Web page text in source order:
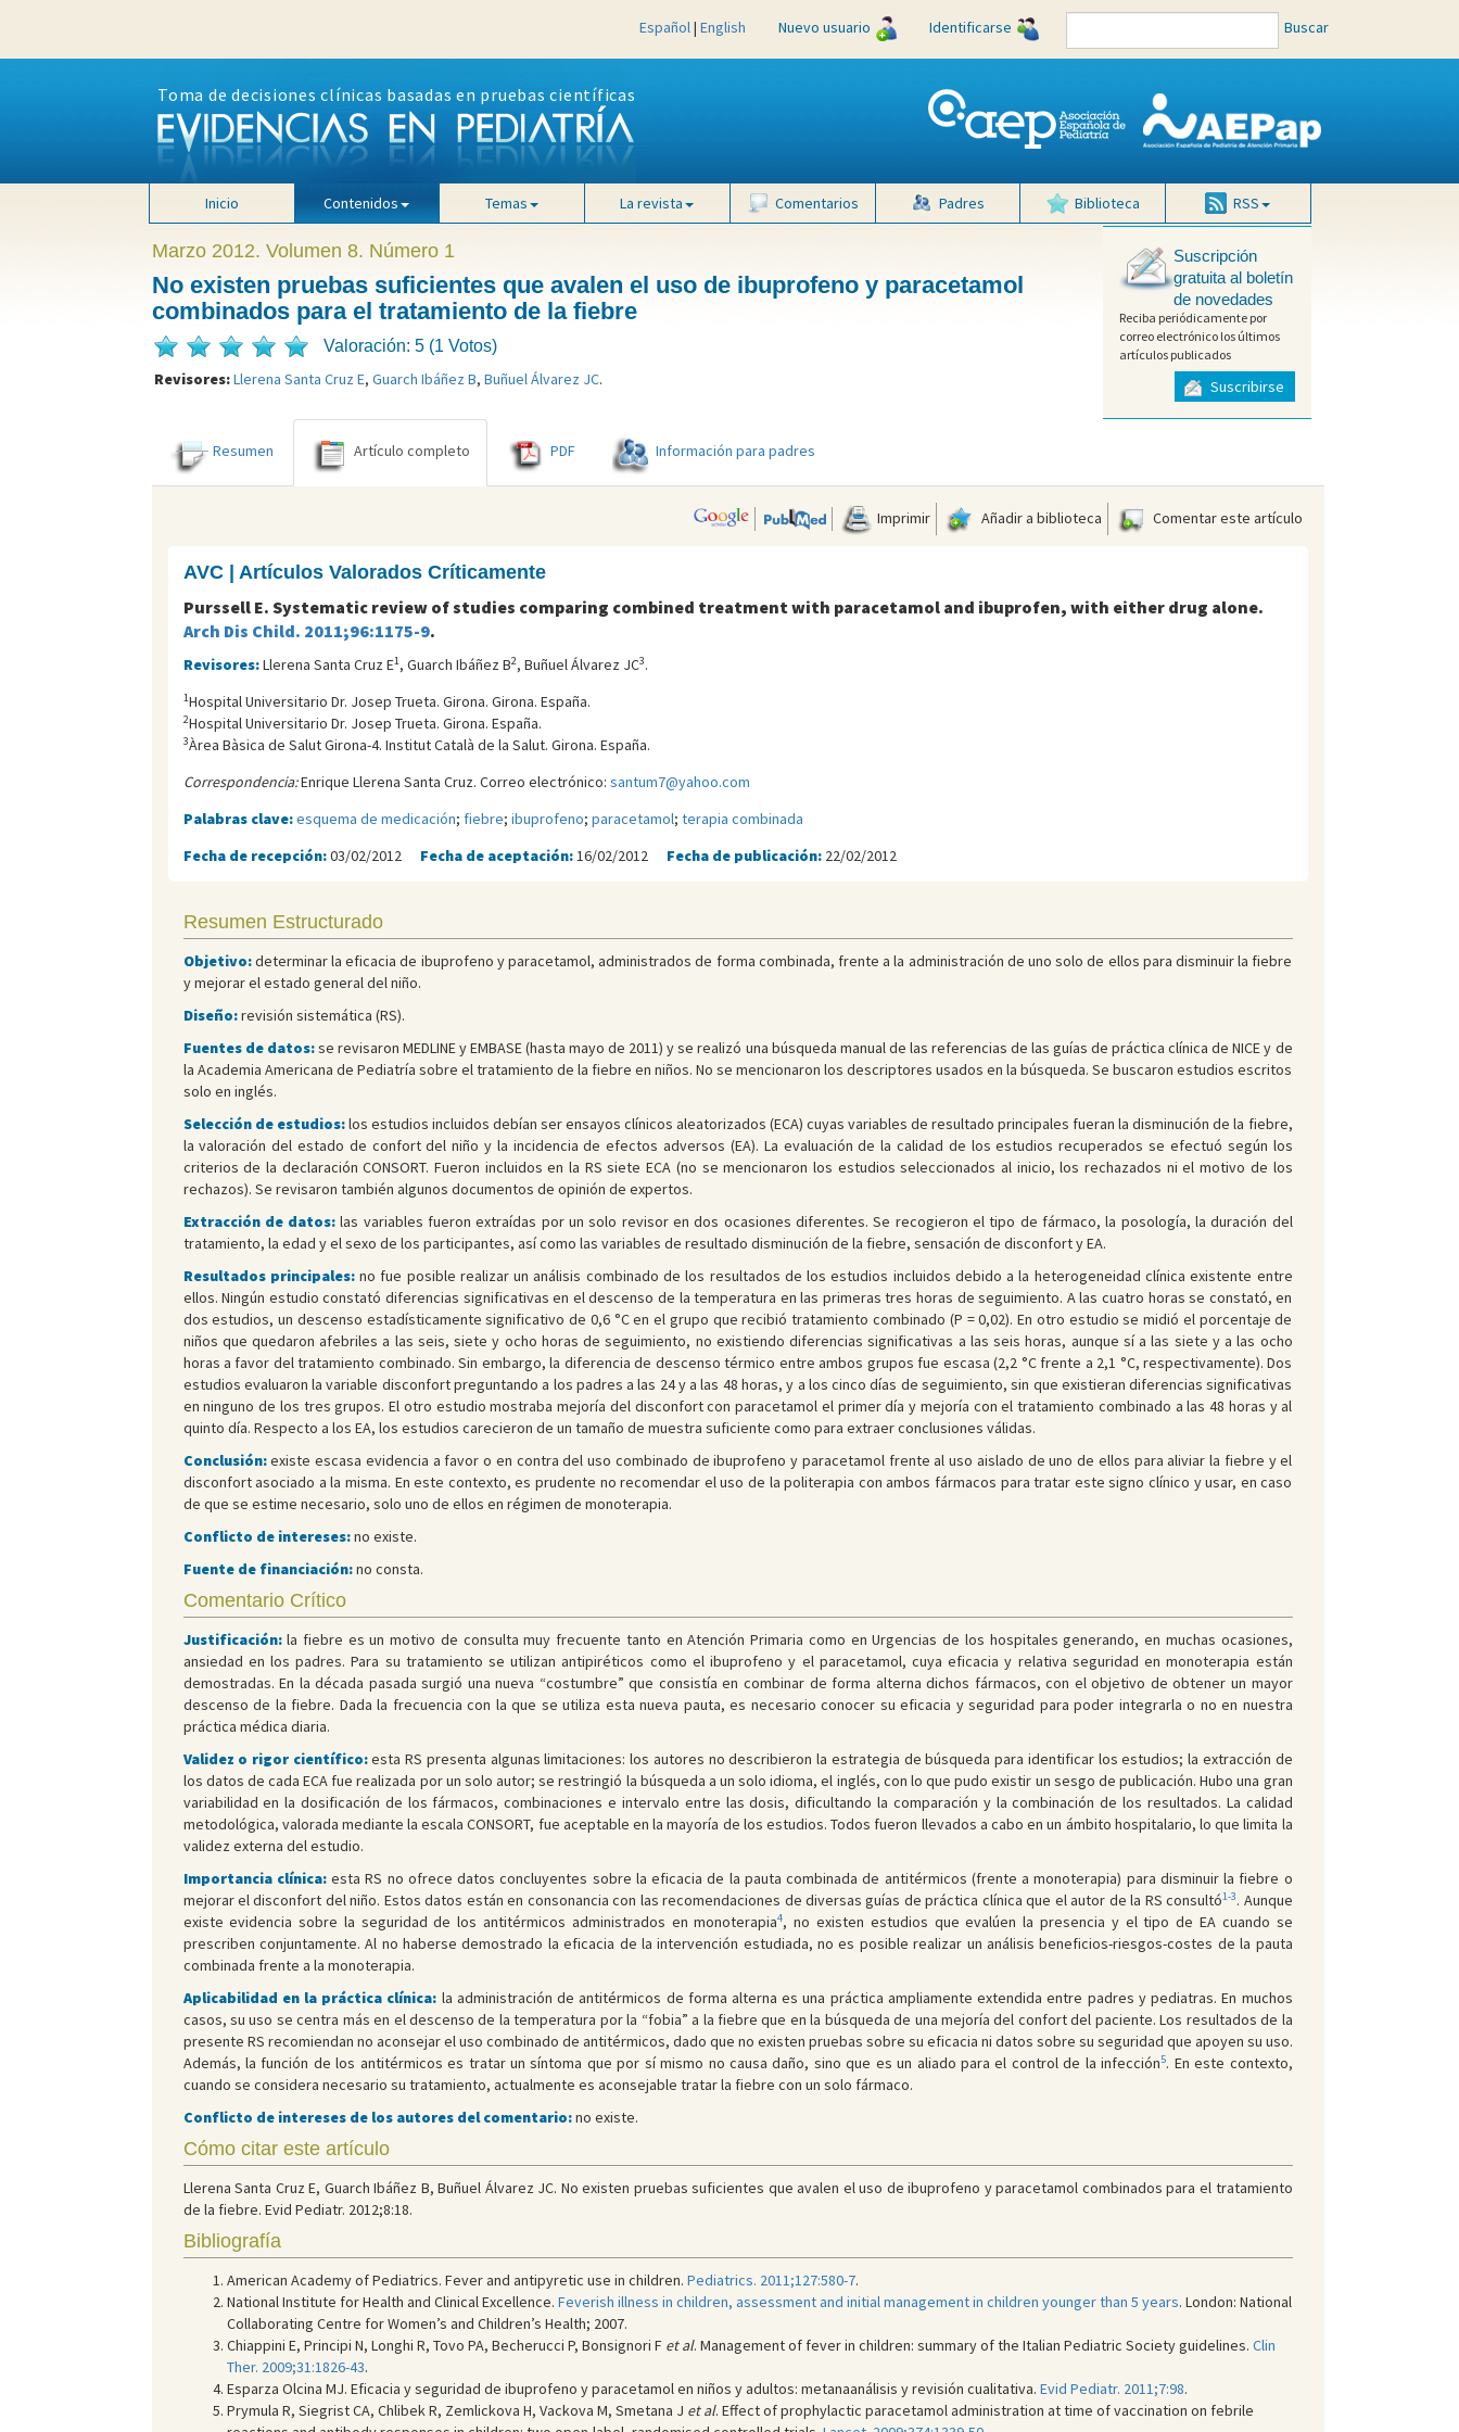
Español| English Nuevo usuario Identificarse Buscar
Toma de decisiones clínicas basadas en pruebas científicas
Inicio Contenidos Temas La revista Comentarios Padres Biblioteca RSS
Marzo 2012. Volumen 8. Número 1
No existen pruebas suficientes que avalen el uso de ibuprofeno y paracetamol
combinados para el tratamiento de la fiebre
Valoración: 5 (1 Votos)
Revisores:Llerena Santa Cruz E, Guarch Ibáñez B, Buñuel Álvarez JC.
Suscripción
gratuita al boletín
de novedades
Reciba periódicamente por
correo electrónico los últimos
artículos publicados
Suscribirse
Resumen Artículo completo PDF Información para padres
Imprimir Añadir a biblioteca Comentar este artículo
AVC | Artículos Valorados Críticamente
Purssell E. Systematic review of studies comparing combined treatment with paracetamol and ibuprofen, with either drug alone.
Arch Dis Child. 2011;96:1175-9.
Revisores:Llerena Santa Cruz E1, Guarch Ibáñez B2, Buñuel Álvarez JC3.
1Hospital Universitario Dr. Josep Trueta. Girona. Girona. España.
2Hospital Universitario Dr. Josep Trueta. Girona. España.
3Àrea Bàsica de Salut Girona-4. Institut Català de la Salut. Girona. España.
Correspondencia:Enrique Llerena Santa Cruz. Correo electrónico: santum7@yahoo.com
Palabras clave:esquema de medicación; fiebre; ibuprofeno; paracetamol; terapia combinada
Fecha de recepción:03/02/2012 Fecha de aceptación:16/02/2012 Fecha de publicación: 22/02/2012
Resumen Estructurado
Objetivo:determinar la eficacia de ibuprofeno y paracetamol, administrados de forma combinada, frente a la administración de uno solo de ellos para disminuir la fiebre
y mejorar el estado general del niño.
Diseño:revisión sistemática (RS).
Fuentes de datos:se revisaron MEDLINE y EMBASE (hasta mayo de 2011) y se realizó una búsqueda manual de las referencias de las guías de práctica clínica de NICE y de
la Academia Americana de Pediatría sobre el tratamiento de la fiebre en niños. No se mencionaron los descriptores usados en la búsqueda. Se buscaron estudios escritos
solo en inglés.
Selección de estudios:los estudios incluidos debían ser ensayos clínicos aleatorizados (ECA) cuyas variables de resultado principales fueran la disminución de la fiebre,
la valoración del estado de confort del niño y la incidencia de efectos adversos (EA). La evaluación de la calidad de los estudios recuperados se efectuó según los
criterios de la declaración CONSORT. Fueron incluidos en la RS siete ECA (no se mencionaron los estudios seleccionados al inicio, los rechazados ni el motivo de los
rechazos). Se revisaron también algunos documentos de opinión de expertos.
Extracción de datos: las variables fueron extraídas por un solo revisor en dos ocasiones diferentes. Se recogieron el tipo de fármaco, la posología, la duración del
tratamiento, la edad y el sexo de los participantes, así como las variables de resultado disminución de la fiebre, sensación de disconfort y EA.
Resultados principales:no fue posible realizar un análisis combinado de los resultados de los estudios incluidos debido a la heterogeneidad clínica existente entre
ellos. Ningún estudio constató diferencias significativas en el descenso de la temperatura en las primeras tres horas de seguimiento. A las cuatro horas se constató, en
dos estudios, un descenso estadísticamente significativo de 0,6 °C en el grupo que recibió tratamiento combinado (P = 0,02). En otro estudio se midió el porcentaje de
niños que quedaron afebriles a las seis, siete y ocho horas de seguimiento, no existiendo diferencias significativas a las seis horas, aunque sí a las siete y a las ocho
horas a favor del tratamiento combinado. Sin embargo, la diferencia de descenso térmico entre ambos grupos fue escasa (2,2 °C frente a 2,1 °C, respectivamente). Dos
estudios evaluaron la variable disconfort preguntando a los padres a las 24 y a las 48 horas, y a los cinco días de seguimiento, sin que existieran diferencias significativas
en ninguno de los tres grupos. El otro estudio mostraba mejoría del disconfort con paracetamol el primer día y mejoría con el tratamiento combinado a las 48 horas y al
quinto día. Respecto a los EA, los estudios carecieron de un tamaño de muestra suficiente como para extraer conclusiones válidas.
Conclusión:existe escasa evidencia a favor o en contra del uso combinado de ibuprofeno y paracetamol frente al uso aislado de uno de ellos para aliviar la fiebre y el
disconfort asociado a la misma. En este contexto, es prudente no recomendar el uso de la politerapia con ambos fármacos para tratar este signo clínico y usar, en caso
de que se estime necesario, solo uno de ellos en régimen de monoterapia.
Conflicto de intereses:no existe.
Fuente de financiación:no consta.
Comentario Crítico
Justificación:la fiebre es un motivo de consulta muy frecuente tanto en Atención Primaria como en Urgencias de los hospitales generando, en muchas ocasiones,
ansiedad en los padres. Para su tratamiento se utilizan antipiréticos como el ibuprofeno y el paracetamol, cuya eficacia y relativa seguridad en monoterapia están
demostradas. En la década pasada surgió una nueva “costumbre” que consistía en combinar de forma alterna dichos fármacos, con el objetivo de obtener un mayor
descenso de la fiebre. Dada la frecuencia con la que se utiliza esta nueva pauta, es necesario conocer su eficacia y seguridad para poder integrarla o no en nuestra
práctica médica diaria.
Validez o rigor científico:esta RS presenta algunas limitaciones: los autores no describieron la estrategia de búsqueda para identificar los estudios; la extracción de
los datos de cada ECA fue realizada por un solo autor; se restringió la búsqueda a un solo idioma, el inglés, con lo que pudo existir un sesgo de publicación. Hubo una gran
variabilidad en la dosificación de los fármacos, combinaciones e intervalo entre las dosis, dificultando la comparación y la combinación de los resultados. La calidad
metodológica, valorada mediante la escala CONSORT, fue aceptable en la mayoría de los estudios. Todos fueron llevados a cabo en un ámbito hospitalario, lo que limita la
validez externa del estudio.
Importancia clínica:esta RS no ofrece datos concluyentes sobre la eficacia de la pauta combinada de antitérmicos (frente a monoterapia) para disminuir la fiebre o
mejorar el disconfort del niño. Estos datos están en consonancia con las recomendaciones de diversas guías de práctica clínica que el autor de la RS consultó1-3. Aunque
existe evidencia sobre la seguridad de los antitérmicos administrados en monoterapia4, no existen estudios que evalúen la presencia y el tipo de EA cuando se
prescriben conjuntamente. Al no haberse demostrado la eficacia de la intervención estudiada, no es posible realizar un análisis beneficios-riesgos-costes de la pauta
combinada frente a la monoterapia.
Aplicabilidad en la práctica clínica: la administración de antitérmicos de forma alterna es una práctica ampliamente extendida entre padres y pediatras. En muchos
casos, su uso se centra más en el descenso de la temperatura por la “fobia” a la fiebre que en la búsqueda de una mejoría del confort del paciente. Los resultados de la
presente RS recomiendan no aconsejar el uso combinado de antitérmicos, dado que no existen pruebas sobre su eficacia ni datos sobre su seguridad que apoyen su uso.
Además, la función de los antitérmicos es tratar un síntoma que por sí mismo no causa daño, sino que es un aliado para el control de la infección5. En este contexto,
cuando se considera necesario su tratamiento, actualmente es aconsejable tratar la fiebre con un solo fármaco.
Conflicto de intereses de los autores del comentario:no existe.
Cómo citar este artículo
Llerena Santa Cruz E, Guarch Ibáñez B, Buñuel Álvarez JC. No existen pruebas suficientes que avalen el uso de ibuprofeno y paracetamol combinados para el tratamiento
de la fiebre. Evid Pediatr. 2012;8:18.
Bibliografía
American Academy of Pediatrics. Fever and antipyretic use in children. Pediatrics. 2011;127:580-7.
National Institute for Health and Clinical Excellence. Feverish illness in children, assessment and initial management in children younger than 5 years. London: National
Collaborating Centre for Women’s and Children’s Health; 2007.
Chiappini E, Principi N, Longhi R, Tovo PA, Becherucci P, Bonsignori F et al. Management of fever in children: summary of the Italian Pediatric Society guidelines. Clin
Ther. 2009;31:1826-43.
Esparza Olcina MJ. Eficacia y seguridad de ibuprofeno y paracetamol en niños y adultos: metanaanálisis y revisión cualitativa. Evid Pediatr. 2011;7:98.
Prymula R, Siegrist CA, Chlibek R, Zemlickova H, Vackova M, Smetana J et al. Effect of prophylactic paracetamol administration at time of vaccination on febrile